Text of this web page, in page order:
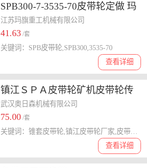
SPB300-7-3535-70皮带轮定做 玛
旗重工B型7槽皮带轮
江苏玛旗重工机械有限公司
41.63 /套
查看详细
关键词：SPB皮带轮,SPB300,3535-70
镇江ＳＰＡ皮带轮矿机皮带轮传
动效率高可加工定制
武汉奥日森机械有限公司
75.00 /套
查看详细